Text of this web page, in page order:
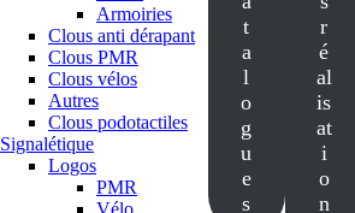
Armoiries
Clous anti dérapant
Clous PMR
Clous vélos
Autres
Clous podotactiles
Signalétique
Logos
PMR
Vélo
t
a
l
o
g
u
e
s
r
é
al
is
at
i
o
n